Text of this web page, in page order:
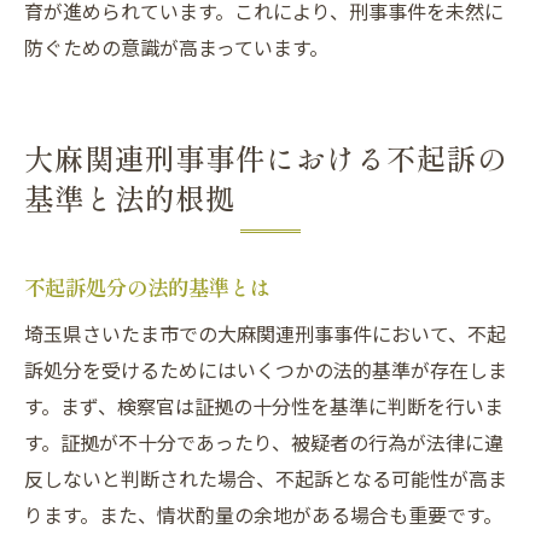
育が進められています。これにより、刑事事件を未然に
防ぐための意識が高まっています。
大麻関連刑事事件における不起訴の
基準と法的根拠
不起訴処分の法的基準とは
埼玉県さいたま市での大麻関連刑事事件において、不起
訴処分を受けるためにはいくつかの法的基準が存在しま
す。まず、検察官は証拠の十分性を基準に判断を行いま
す。証拠が不十分であったり、被疑者の行為が法律に違
反しないと判断された場合、不起訴となる可能性が高ま
ります。また、情状酌量の余地がある場合も重要です。